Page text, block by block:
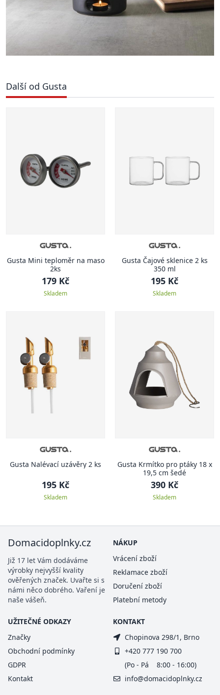
Další od Gusta
Gusta Mini teploměr na maso
2ks
179 Kč
Skladem
Gusta Čajové sklenice 2 ks
350 ml
195 Kč
Skladem
Gusta Nalévací uzávěry 2 ks
195 Kč
Skladem
Gusta Krmítko pro ptáky 18 x
19,5 cm šedé
390 Kč
Skladem
Domacidoplnky.cz
Již 17 let Vám dodáváme
výrobky nejvyšší kvality
ověřených značek. Uvařte si s
námi něco dobrého. Vaření je
naše vášeň.
NÁKUP
Vrácení zboží
Reklamace zboží
Doručení zboží
Platební metody
UŽITEČNÉ ODKAZY
Značky
Obchodní podmínky
GDPR
Kontakt
KONTAKT
Chopinova 298/1, Brno
+420 777 190 700
(Po - Pá 8:00 - 16:00)
info@domacidoplnky.cz